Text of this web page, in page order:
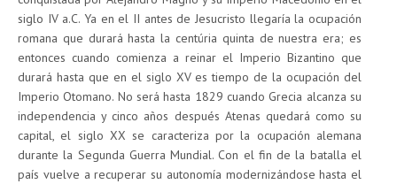
siglo IV a.C. Ya en el II antes de Jesucristo llegaría la ocupación
romana que durará hasta la centúria quinta de nuestra era; es
entonces cuando comienza a reinar el Imperio Bizantino que
durará hasta que en el siglo XV es tiempo de la ocupación del
Imperio Otomano. No será hasta 1829 cuando Grecia alcanza su
independencia y cinco años después Atenas quedará como su
capital, el siglo XX se caracteriza por la ocupación alemana
durante la Segunda Guerra Mundial. Con el fin de la batalla el
país vuelve a recuperar su autonomía modernizándose hasta el